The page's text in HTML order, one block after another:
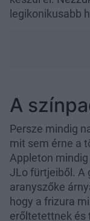
legikonikusabb
A
Persze mindig
mit sem érne a
Appleton
JLo fürtjeiből. A
aranyszőke
hogy a frizura
erőltetettnek és